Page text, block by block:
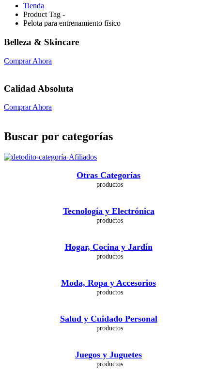
Tienda
Product Tag -
Pelota para entrenamiento físico
Belleza & Skincare
Comprar Ahora
Calidad Absoluta
Comprar Ahora
Buscar por categorías
Otras Categorías
Tecnología y Electrónica
Hogar, Cocina y Jardín
Moda, Ropa y Accesorios
Salud y Cuidado Personal
Juegos y Juguetes